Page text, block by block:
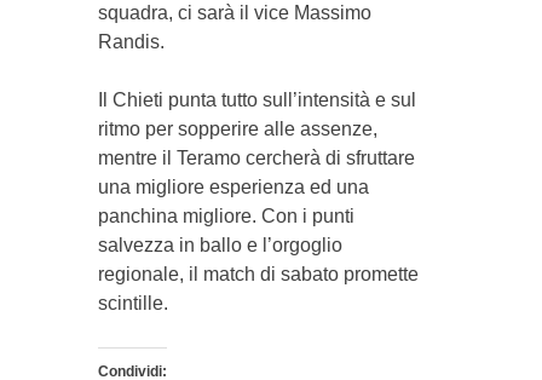
squadra, ci sarà il vice Massimo
Randis.
Il Chieti punta tutto sull’intensità e sul
ritmo per sopperire alle assenze,
mentre il Teramo cercherà di sfruttare
una migliore esperienza ed una
panchina migliore. Con i punti
salvezza in ballo e l’orgoglio
regionale, il match di sabato promette
scintille.
Condividi: